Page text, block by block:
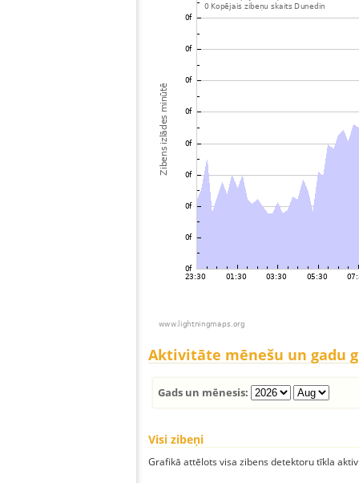
Aktivitāte mēnešu un gadu
Gads un mēnesis:
Visi zibeņi
Grafikā attēlots visa zibens detektoru tīkla